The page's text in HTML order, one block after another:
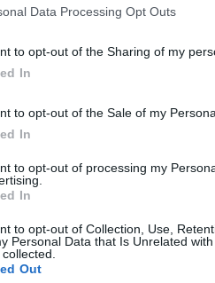
Data Processing Opt Outs
to opt-out of the Sharing of my
In
to opt-out of the Sale of my
In
to opt-out of processing my
In
to opt-out of Collection, Use,
Personal Data that Is Unrelated
Out